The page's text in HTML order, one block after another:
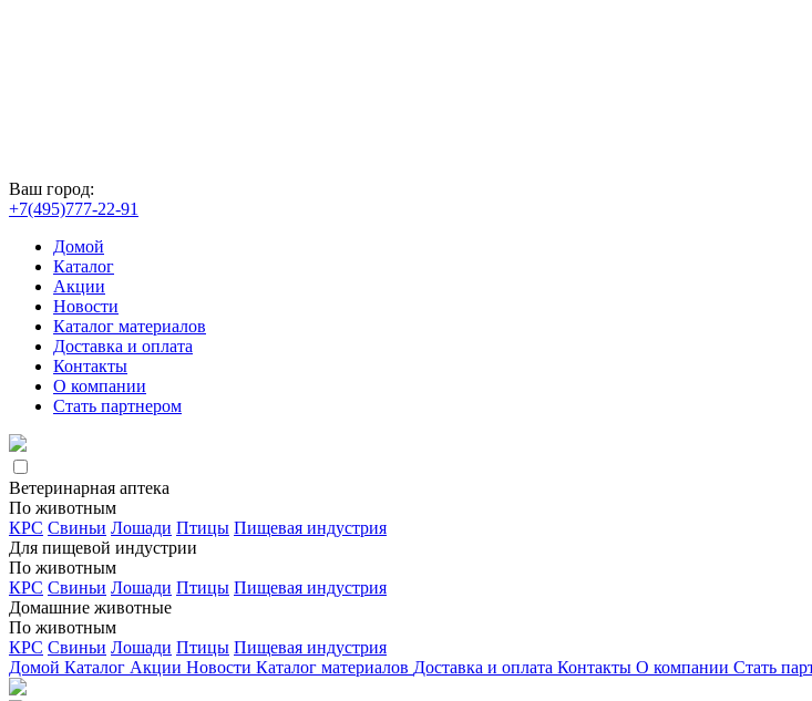
Ваш город:
+7(495)777-22-91
Домой
Каталог
Акции
Новости
Каталог материалов
Доставка и оплата
Контакты
О компании
Стать партнером
Ветеринарная аптека
По животным
КРС Свиньи Лошади Птицы Пищевая индустрия
Для пищевой индустрии
По животным
КРС Свиньи Лошади Птицы Пищевая индустрия
Домашние животные
По животным
КРС Свиньи Лошади Птицы Пищевая индустрия
Домой Каталог Акции Новости Каталог материалов Доставка и оплата Контакты О компании Стать